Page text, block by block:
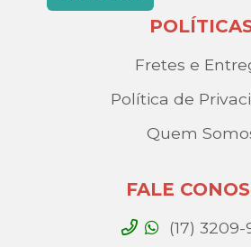
Fretes e
Política de
Quem
FALE
(17) 3209-